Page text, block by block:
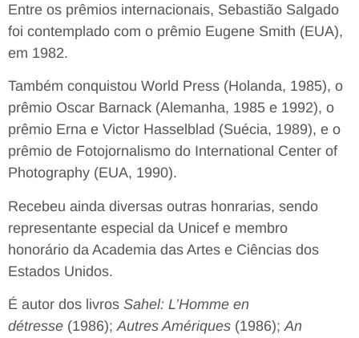
Entre os prêmios internacionais, Sebastião Salgado
foi contemplado com o prêmio Eugene Smith (EUA),
em 1982.
Também conquistou World Press (Holanda, 1985), o
prêmio Oscar Barnack (Alemanha, 1985 e 1992), o
prêmio Erna e Victor Hasselblad (Suécia, 1989), e o
prêmio de Fotojornalismo do International Center of
Photography (EUA, 1990).
Recebeu ainda diversas outras honrarias, sendo
representante especial da Unicef e membro
honorário da Academia das Artes e Ciências dos
Estados Unidos.
É autor dos livros Sahel: L’Homme en
détresse (1986); Autres Amériques (1986); An